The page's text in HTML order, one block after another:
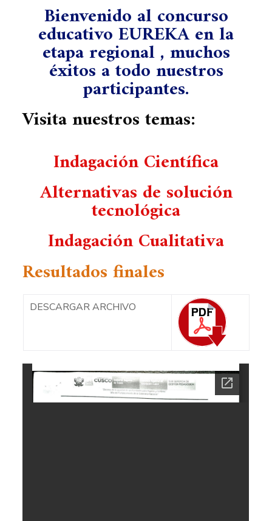
Bienvenido al concurso
educativo EUREKA en la
etapa regional , muchos
éxitos a todo nuestros
participantes.
Visita nuestros temas:
Indagación Científica
Alternativas de solución
tecnológica
Indagación Cualitativa
Resultados finales
DESCARGAR ARCHIVO